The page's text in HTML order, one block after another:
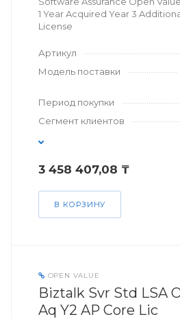
1 Year Acquired Year 3
License
Артикул
Модель поставки
Период покупки
Сегмент клиентов
3 458 407,08 ₸
В КОРЗИНУ
OPEN VALUE
Biztalk Svr Std LSA
Aq Y2 AP Core Lic